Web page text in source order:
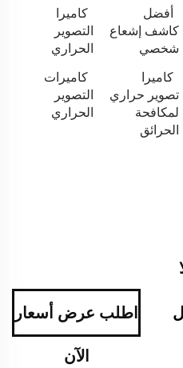
أفضل
كاشف إشعاع
شخصي
كاميرا
التصوير
الحراري
كاميرا
تصوير حراري
لمكافحة
الحرائق
كاميرات
التصوير
الحراري
اطلب عرض أسعار
الآن